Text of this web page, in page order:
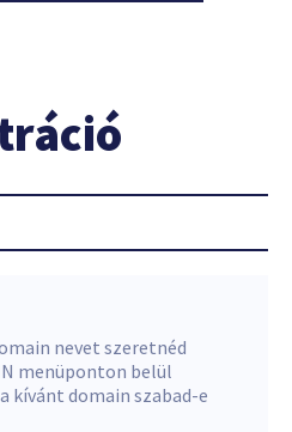
nevet szeretnéd
menüponton belül
kívánt domain szabad-e